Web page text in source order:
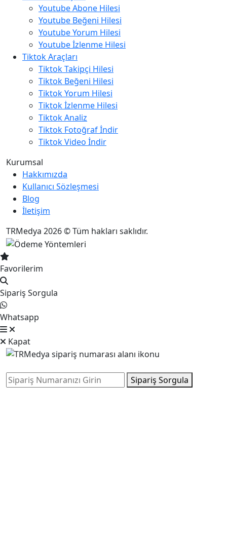
Youtube Abone Hilesi
Youtube Beğeni Hilesi
Youtube Yorum Hilesi
Youtube İzlenme Hilesi
Tiktok Araçları
Tiktok Takipçi Hilesi
Tiktok Beğeni Hilesi
Tiktok Yorum Hilesi
Tiktok İzlenme Hilesi
Tiktok Analiz
Tiktok Fotoğraf İndir
Tiktok Video İndir
Kurumsal
Hakkımızda
Kullanıcı Sözleşmesi
Blog
İletişim
TRMedya 2026 © Tüm hakları saklıdır.
Favorilerim
Sipariş Sorgula
Whatsapp
Kapat
Sipariş Sorgula